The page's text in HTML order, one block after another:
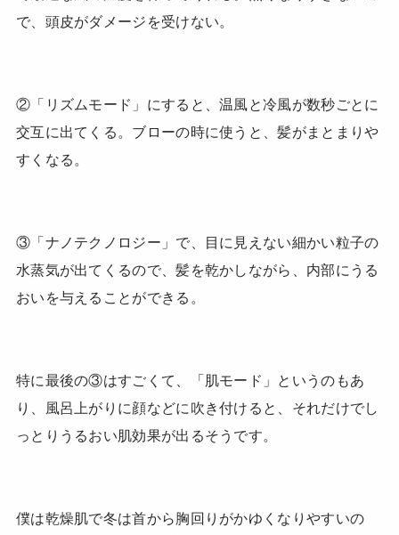
で、頭皮がダメージを受けない。
②「リズムモード」にすると、温風と冷風が数秒ごとに
交互に出てくる。ブローの時に使うと、髪がまとまりや
すくなる。
③「ナノテクノロジー」で、目に見えない細かい粒子の
水蒸気が出てくるので、髪を乾かしながら、内部にうる
おいを与えることができる。
特に最後の③はすごくて、「肌モード」というのもあ
り、風呂上がりに顔などに吹き付けると、それだけでし
っとりうるおい肌効果が出るそうです。
僕は乾燥肌で冬は首から胸回りがかゆくなりやすいの